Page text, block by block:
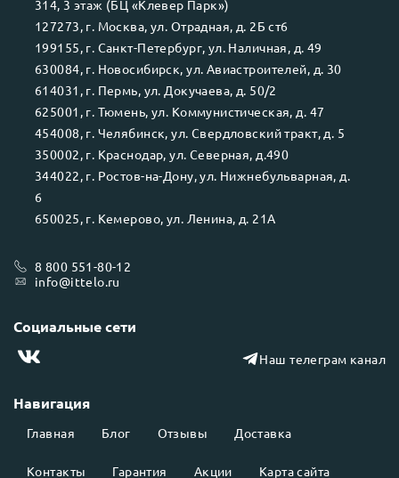
Навигация
Главная Блог Отзывы Доставка
Контакты Гарантия Акции Карта сайта
314, 3 этаж (БЦ «Клевер Парк»)
127273, г. Москва, ул. Отрадная, д. 2Б ст6
199155, г. Санкт-Петербург, ул. Наличная, д. 49
630084, г. Новосибирск, ул. Авиастроителей, д. 30
614031 , г. Пермь, ул. Докучаева, д. 50/2
625001 , г. Тюмень, ул. Коммунистическая, д. 47
454008, г. Челябинск, ул. Свердловский тракт, д. 5
350002, г. Краснодар, ул. Северная, д.490
344022, г. Ростов-на-Дону, ул. Нижнебульварная, д.
6
650025, г. Кемерово, ул. Ленина, д. 21А
8 800 551-80-12
info@ittelo.ru
Социальные сети
Наш телеграм канал